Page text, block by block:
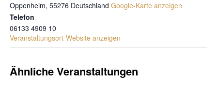
Oppenheim, 55276 Deutschland Google-Karte anzeigen
Telefon
06133 4909 10
Veranstaltungsort-Website anzeigen
Ähnliche Veranstaltungen